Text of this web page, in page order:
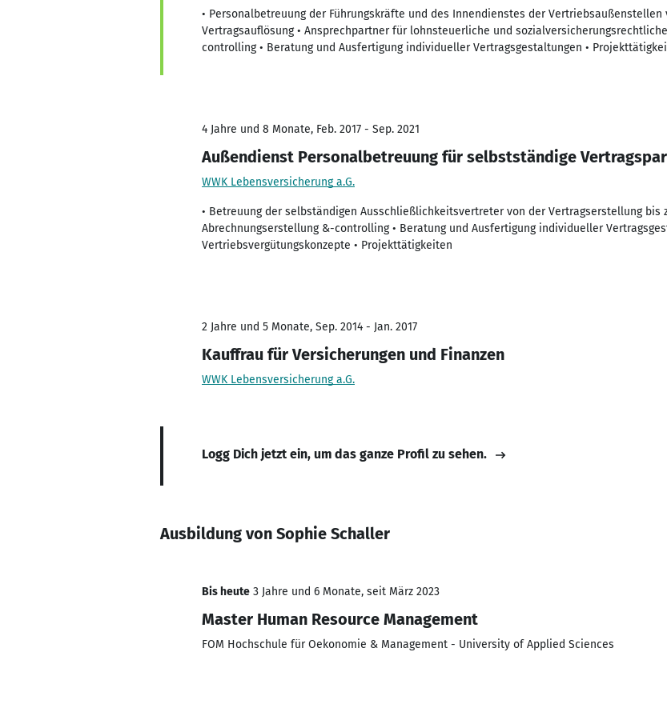
• Personalbetreuung der Führungskräfte und des Innendienstes der
Vertragsauflösung • Ansprechpartner für lohnsteuerliche und
controlling • Beratung und Ausfertigung individueller Vertragsgestaltungen •
4 Jahre und 8 Monate, Feb. 2017 - Sep. 2021
Außendienst Personalbetreuung für selbstständige
WWK Lebensversicherung a.G.
• Betreuung der selbständigen Ausschließlichkeitsvertreter von der Vertragserstellung bis
Abrechnungserstellung &-controlling • Beratung und Ausfertigung individueller
Vertriebsvergütungskonzepte • Projekttätigkeiten
2 Jahre und 5 Monate, Sep. 2014 - Jan. 2017
Kauffrau für Versicherungen und Finanzen
WWK Lebensversicherung a.G.
Logg Dich jetzt ein, um das ganze Profil zu sehen.
Ausbildung von Sophie Schaller
Bis heute 3 Jahre und 6 Monate, seit März 2023
Master Human Resource Management
FOM Hochschule für Oekonomie & Management - University of Applied Sciences